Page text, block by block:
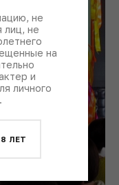
не
лиц, не
на
и
личного
ЛЕТ